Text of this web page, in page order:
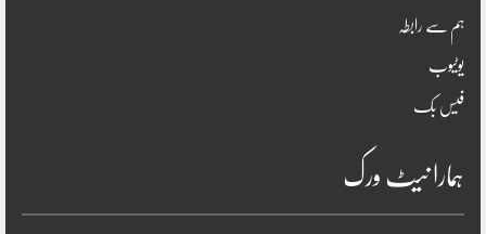
ہم سے رابطہ
یوٹیوب
فیس بک
ہمارا نیٹ ورک